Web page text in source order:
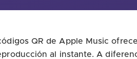
QR de Apple Music
al instante. A